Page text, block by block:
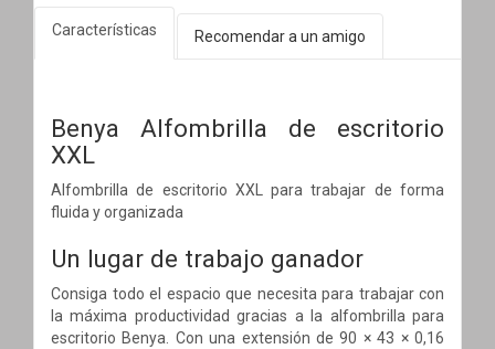
Características Recomendar a un amigo
Benya Alfombrilla de escritorio
XXL
Alfombrilla de escritorio XXL para trabajar de forma
fluida y organizada
Un lugar de trabajo ganador
Consiga todo el espacio que necesita para trabajar con
la máxima productividad gracias a la alfombrilla para
escritorio Benya. Con una extensión de 90 × 43 × 0,16